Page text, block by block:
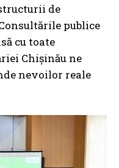
de
publice
cu toate
Chișinău ne
nevoilor reale